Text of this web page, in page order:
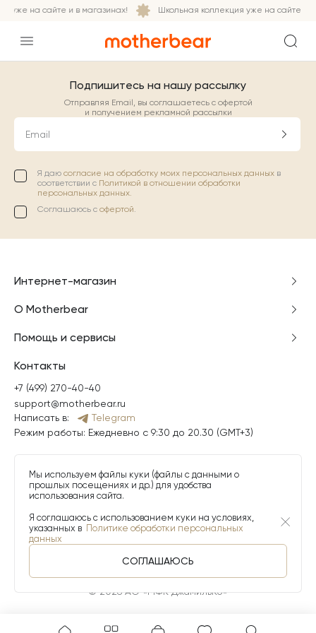
уже на сайте и в магазинах! Школьная коллекция уже на сайте и в
Подпишитесь на нашу рассылку
Отправляя Email, вы соглашаетесь с офертой
и получением рекламной рассылки
Email
Я даю согласие на обработку моих персональных данных в
соответствии с Политикой в отношении обработки
персональных данных.
Соглашаюсь с офертой.
Интернет-магазин
О Motherbear
Помощь и сервисы
Контакты
+7 (499) 270-40-40
support@motherbear.ru
Написать в:
Telegram
Режим работы: Ежедневно с 9:30 до 20.30 (GMT+3)
© 2026 АО «МФК ДжамильКо»
Мы используем файлы куки (файлы с данными о
прошлых посещениях и др.) для удобства
использования сайта.
Я соглашаюсь с использованием куки на условиях,
указанных в Политике обработки персональных
данных
СОГЛАШАЮСЬ